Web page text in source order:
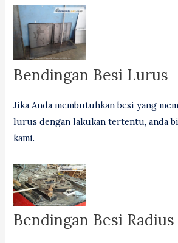
Bendingan Besi Lurus
Jika Anda membutuhkan besi yang
lurus dengan lakukan tertentu, anda
kami.
Bendingan Besi Radius